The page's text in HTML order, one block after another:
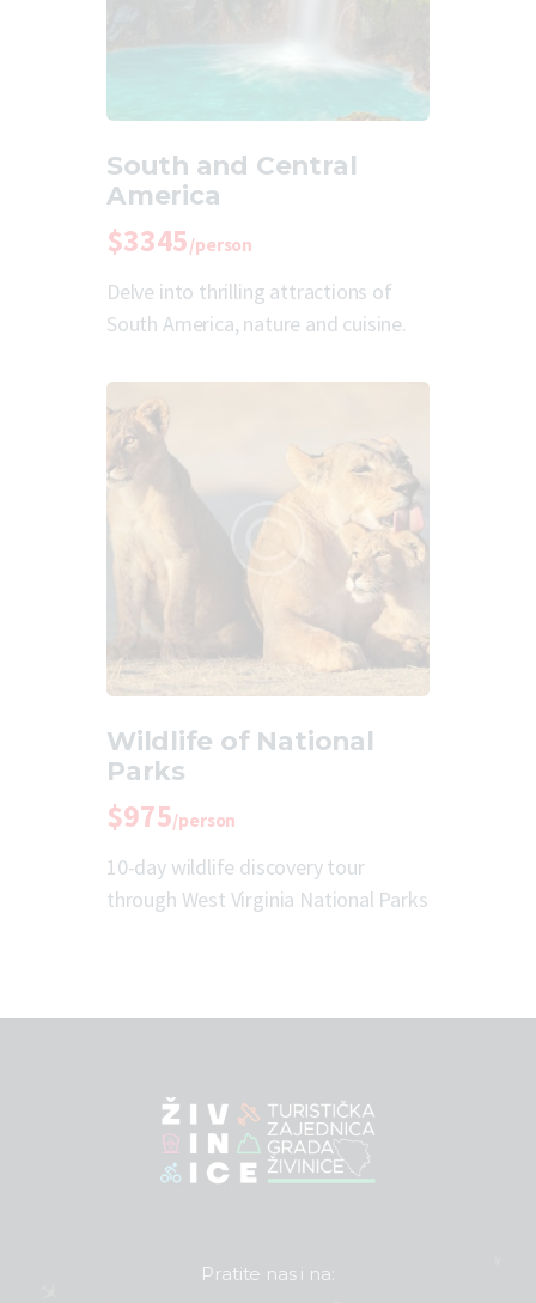
South and Central
America
$3345/person
Delve into thrilling attractions of
South America, nature and cuisine.
Wildlife of National
Parks
$975/person
10-day wildlife discovery tour
through West Virginia National Parks
Pratite nas i na: